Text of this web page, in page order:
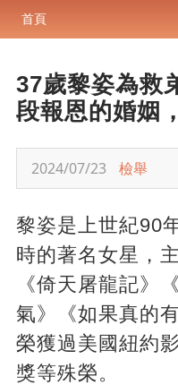
首頁
37歲黎姿為救
段報恩的婚姻
2024/07/23 檢舉
黎姿是上世紀90
時的著名女星，
《倚天屠龍記》
氣》《如果真的
榮獲過美國紐約
獎等殊榮。